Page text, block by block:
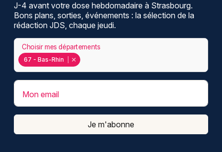
J-4 avant votre dose hebdomadaire à Strasbourg.
Bons plans, sorties, événements : la sélection de la
rédaction JDS, chaque jeudi.
67 - Bas-Rhin
Choisir mes départements
Mon email
Je m'abonne